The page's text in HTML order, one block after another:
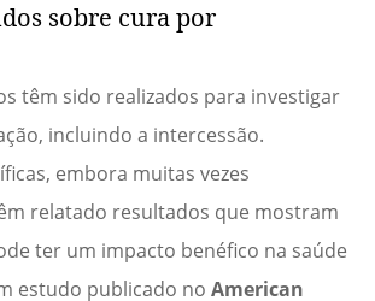
sobre cura por
têm sido realizados para investigar
incluindo a intercessão.
embora muitas vezes
relatado resultados que mostram
ter um impacto benéfico na saúde
estudo publicado no American